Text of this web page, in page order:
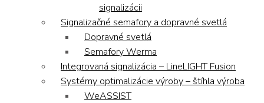
signalizácii
Signalizačné semafory a dopravné svetlá
Dopravné svetlá
Semafory Werma
Integrovaná signalizácia – LineLIGHT Fusion
Systémy optimalizácie výroby – štíhla výroba
WeASSIST